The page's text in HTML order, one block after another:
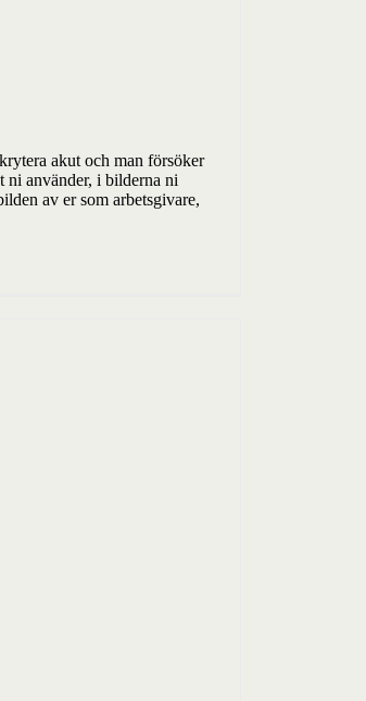
akut och man försöker
ni använder, i bilderna ni
av er som arbetsgivare,